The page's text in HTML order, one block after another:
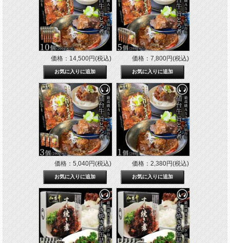
価格：14,500円(税込) 価格：7,800円(税込)
価格：5,040円(税込) 価格：2,380円(税込)